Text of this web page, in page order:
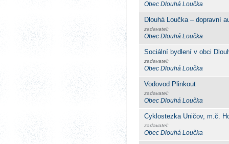
Obec Dlouhá Loučka
Dlouhá Loučka – dopravní
zadavatel:
Obec Dlouhá Loučka
Sociální bydlení v obci
zadavatel:
Obec Dlouhá Loučka
Vodovod Plinkout
zadavatel:
Obec Dlouhá Loučka
Cyklostezka Uničov, m.č.
zadavatel:
Obec Dlouhá Loučka